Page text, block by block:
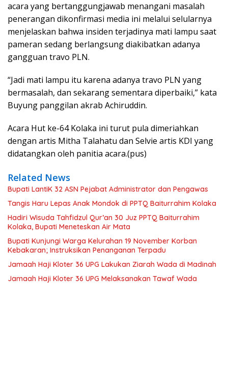
acara yang bertanggungjawab menangani masalah
penerangan dikonfirmasi media ini melalui selularnya
menjelaskan bahwa insiden terjadinya mati lampu saat
pameran sedang berlangsung diakibatkan adanya
gangguan travo PLN.
“Jadi mati lampu itu karena adanya travo PLN yang
bermasalah, dan sekarang sementara diperbaiki,” kata
Buyung panggilan akrab Achiruddin.
Acara Hut ke-64 Kolaka ini turut pula dimeriahkan
dengan artis Mitha Talahatu dan Selvie artis KDI yang
didatangkan oleh panitia acara.(pus)
Related News
Bupati LantiK 32 ASN Pejabat Administrator dan Pengawas
Tangis Haru Lepas Anak Mondok di PPTQ Baiturrahim Kolaka
Hadiri Wisuda Tahfidzul Qur’an 30 Juz PPTQ Baiturrahim
Kolaka, Bupati Meneteskan Air Mata
Bupati Kunjungi Warga Kelurahan 19 November Korban
Kebakaran; Instruksikan Penanganan Terpadu
Jamaah Haji Kloter 36 UPG Lakukan Ziarah Wada di Madinah
Jamaah Haji Kloter 36 UPG Melaksanakan Tawaf Wada